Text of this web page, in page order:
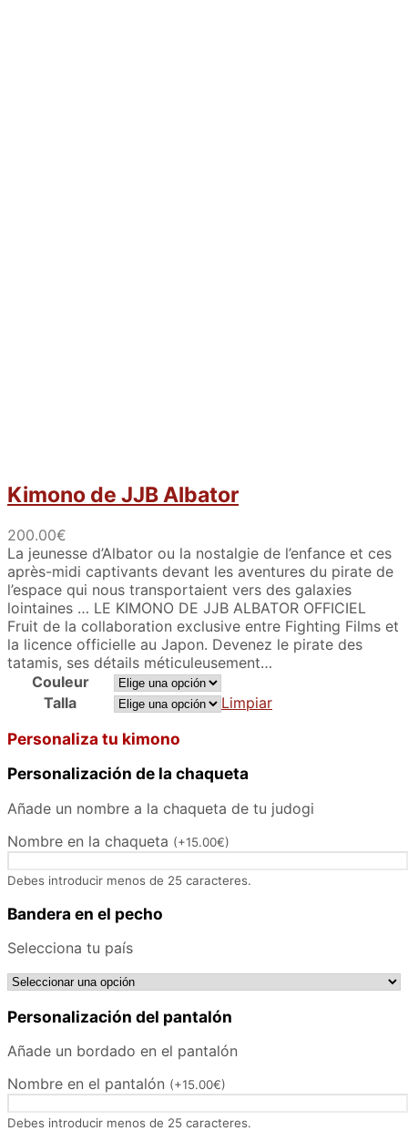
Kimono de JJB Albator
200.00€
La jeunesse d’Albator ou la nostalgie de l’enfance et ces
après-midi captivants devant les aventures du pirate de
l’espace qui nous transportaient vers des galaxies
lointaines … LE KIMONO DE JJB ALBATOR OFFICIEL
Fruit de la collaboration exclusive entre Fighting Films et
la licence officielle au Japon. Devenez le pirate des
tatamis, ses détails méticuleusement…
Couleur
Talla
Limpiar
Personaliza tu kimono
Personalización de la chaqueta
Añade un nombre a la chaqueta de tu judogi
Nombre en la chaqueta (+15.00€)
Debes introducir menos de 25 caracteres.
Bandera en el pecho
Selecciona tu país
Personalización del pantalón
Añade un bordado en el pantalón
Nombre en el pantalón (+15.00€)
Debes introducir menos de 25 caracteres.